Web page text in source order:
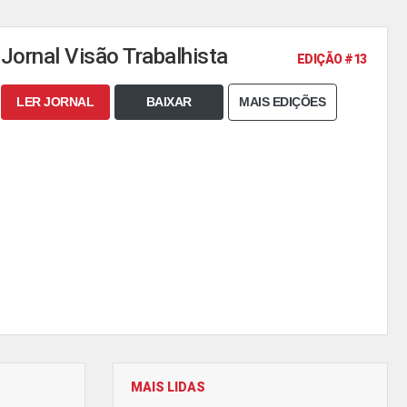
Jornal Visão Trabalhista EDIÇÃO #13
LER JORNAL BAIXAR MAIS EDIÇÕES
MAIS LIDAS